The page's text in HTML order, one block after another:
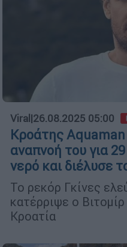
Viral|26.08.2025 05:00
Κροάτης
αναπνοή του για
νερό και διέλυσε
Το ρεκόρ Γκίνες
κατέρριψε ο
Κροατία